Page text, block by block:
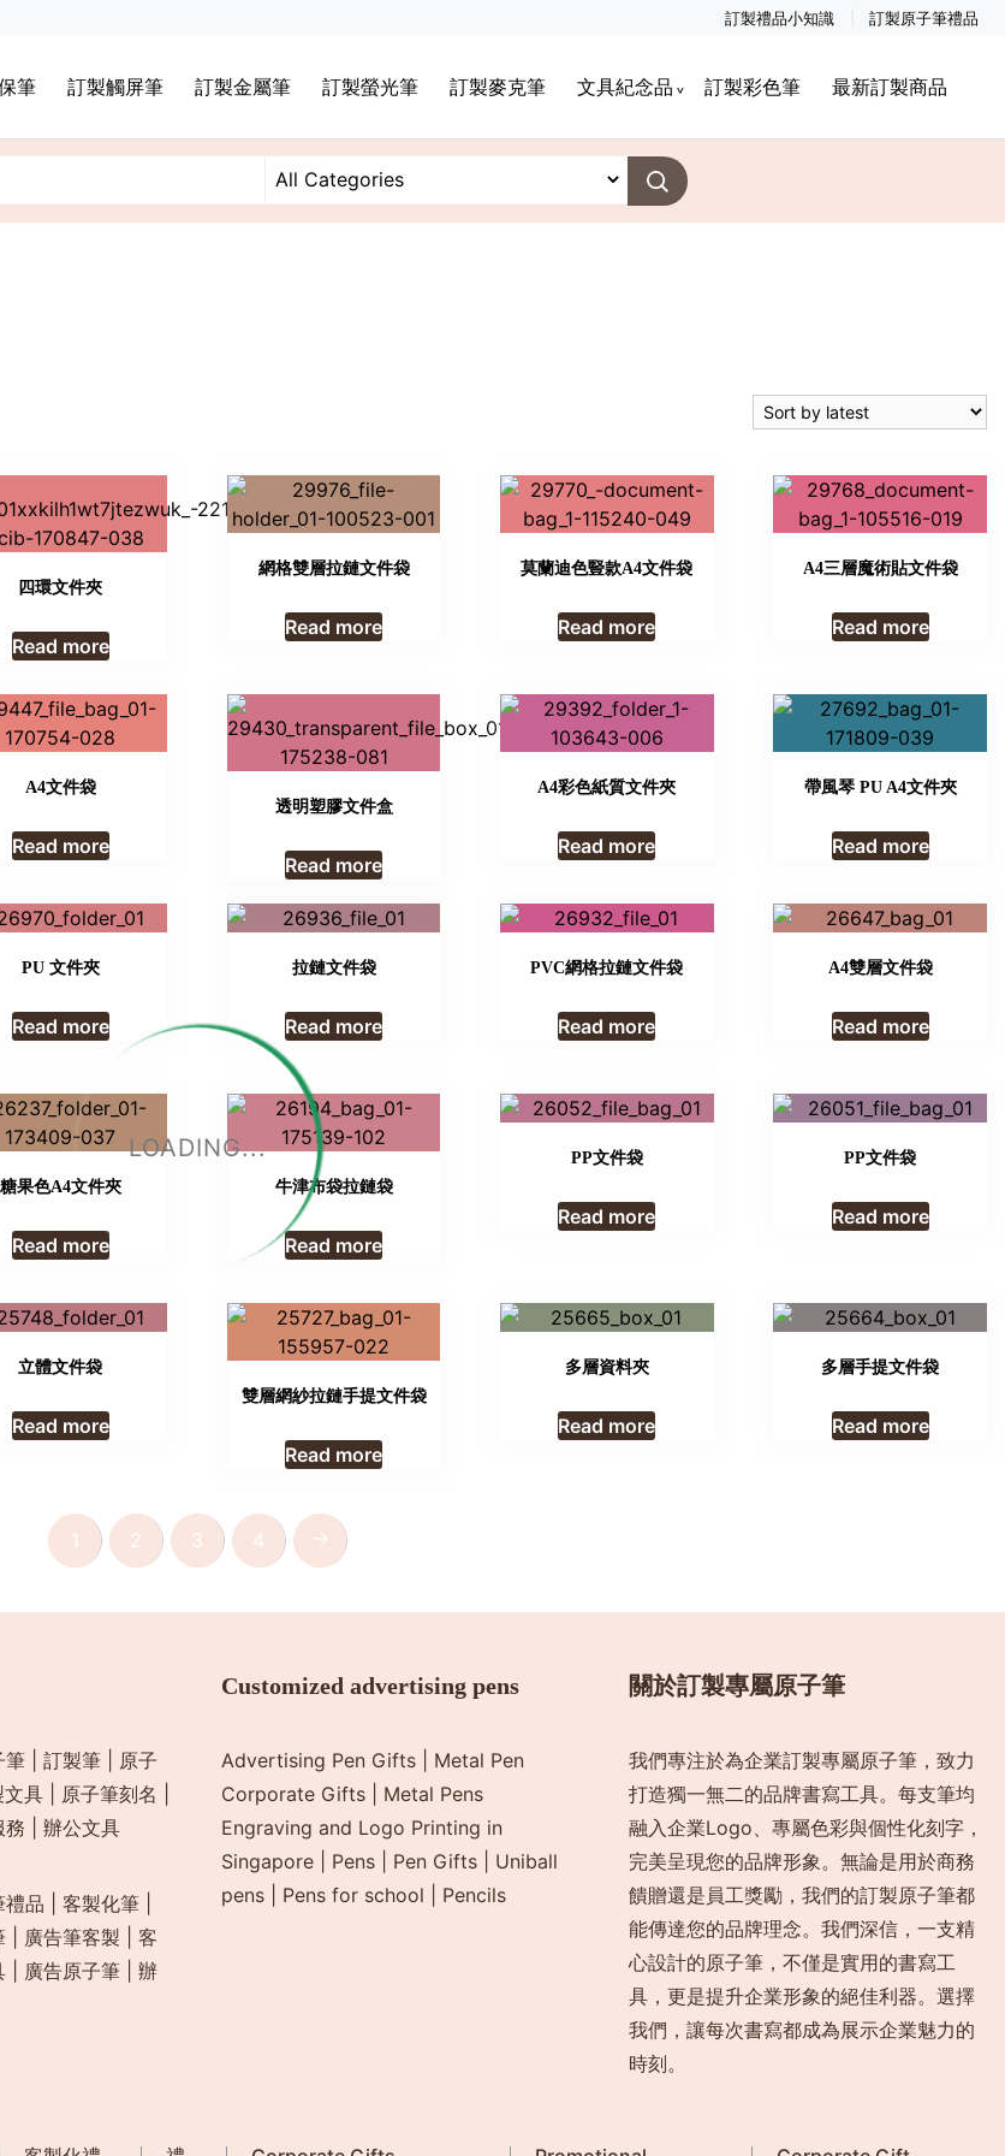
訂製禮品小知識 訂製原子筆禮品
筆 訂製觸屏筆 訂製金屬筆 訂製螢光筆 訂製麥克筆 文具紀念品 訂製彩色筆 最新訂製商品
LOADING...
四環文件夾
Read more
網格雙層拉鏈文件袋
Read more
莫蘭迪色豎款A4文件袋
Read more
A4三層魔術貼文件袋
Read more
A4文件袋
Read more
透明塑膠文件盒
Read more
A4彩色紙質文件夾
Read more
帶風琴 PU A4文件夾
Read more
PU 文件夾
Read more
拉鏈文件袋
Read more
PVC網格拉鏈文件袋
Read more
A4雙層文件袋
Read more
糖果色A4文件夾
Read more
牛津布袋拉鏈袋
Read more
PP文件袋
Read more
PP文件袋
Read more
立體文件袋
Read more
雙層網紗拉鏈手提文件袋
Read more
多層資料夾
Read more
多層手提文件袋
Read more
1 2 3 4 →
筆| 訂製筆| 原子
具| 原子筆刻名
務 辦公文具
禮品 客製化筆|
| 廣告筆客製
客
| 廣告原子筆| 辦
Customized advertising pens
Advertising Pen Gifts
Metal Pen
Corporate Gifts
Metal Pens
Engraving and Logo Printing in
Singapore
Pens Pen Gifts
Uniball
pens
Pens for school Pencils
關於訂製專屬原子筆
我們專注於為企業訂製專屬原子筆，致力
打造獨一無二的品牌書寫工具。每支筆均
融入企業Logo、專屬色彩與個性化刻字，
完美呈現您的品牌形象。無論是用於商務
饋贈還是員工獎勵，我們的訂製原子筆都
能傳達您的品牌理念。我們深信，一支精
心設計的原子筆，不僅是實用的書寫工
具，更是提升企業形象的絕佳利器。選擇
我們，讓每次書寫都成為展示企業魅力的
時刻。